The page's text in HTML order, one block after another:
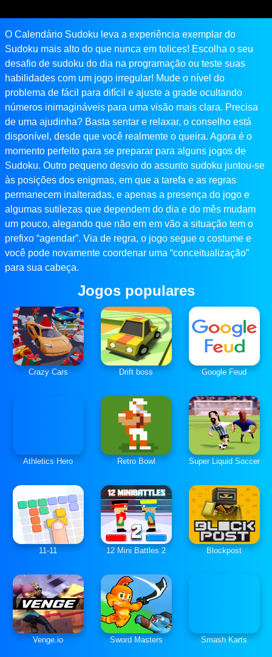
O Calendário Sudoku leva a experiência exemplar do
Sudoku mais alto do que nunca em tolices! Escolha o seu
desafio de sudoku do dia na programação ou teste suas
habilidades com um jogo irregular! Mude o nível do
problema de fácil para difícil e ajuste a grade ocultando
números inimagináveis ​​para uma visão mais clara. Precisa
de uma ajudinha? Basta sentar e relaxar, o conselho está
disponível, desde que você realmente o queira. Agora é o
momento perfeito para se preparar para alguns jogos de
Sudoku. Outro pequeno desvio do assunto sudoku juntou-se
às posições dos enigmas, em que a tarefa e as regras
permanecem inalteradas, e apenas a presença do jogo e
algumas sutilezas que dependem do dia e do mês mudam
um pouco, alegando que não em em vão a situação tem o
prefixo “agendar”. Via de regra, o jogo segue o costume e
você pode novamente coordenar uma “conceitualização”
para sua cabeça.
Jogos populares
Crazy Cars Drift boss Google Feud
Athletics Hero Retro Bowl Super Liquid Soccer
11-11 12 Mini Battles 2 Blockpost
Venge.io Sword Masters Smash Karts